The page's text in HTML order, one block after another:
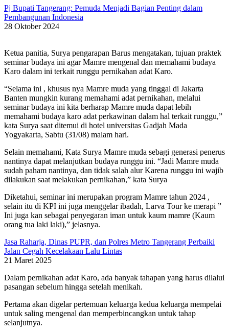
Pj Bupati Tangerang: Pemuda Menjadi Bagian Penting dalam
Pembangunan Indonesia
28 Oktober 2024
Ketua panitia, Surya pengarapan Barus mengatakan, tujuan praktek
seminar budaya ini agar Mamre mengenal dan memahami budaya
Karo dalam ini terkait runggu pernikahan adat Karo.
“Selama ini , khusus nya Mamre muda yang tinggal di Jakarta
Banten mungkin kurang memahami adat pernikahan, melalui
seminar budaya ini kita berharap Mamre muda dapat lebih
memahami budaya karo adat perkawinan dalam hal terkait runggu,”
kata Surya saat ditemui di hotel universitas Gadjah Mada
Yogyakarta, Sabtu (31/08) malam hari.
Selain memahami, Kata Surya Mamre muda sebagi generasi penerus
nantinya dapat melanjutkan budaya runggu ini. “Jadi Mamre muda
sudah paham nantinya, dan tidak salah alur Karena runggu ini wajib
dilakukan saat melakukan pernikahan,” kata Surya
Diketahui, seminar ini merupakan program Mamre tahun 2024 ,
selain itu di KPI ini juga menggelar ibadah, Larva Tour ke merapi ”
Ini juga kan sebagai penyegaran iman untuk kaum mamre (Kaum
orang tua laki laki),” jelasnya.
Jasa Raharja, Dinas PUPR, dan Polres Metro Tangerang Perbaiki
Jalan Cegah Kecelakaan Lalu Lintas
21 Maret 2025
Dalam pernikahan adat Karo, ada banyak tahapan yang harus dilalui
pasangan sebelum hingga setelah menikah.
Pertama akan digelar pertemuan keluarga kedua keluarga mempelai
untuk saling mengenal dan memperbincangkan untuk tahap
selanjutnya.